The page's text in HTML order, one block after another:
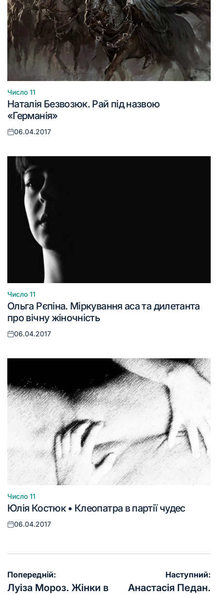
Опублікувати
у
Число 11
Наталія Безвозюк. Рай під назвою
«Германія»
Оприлюднено
06.04.2017
Опублікувати
у
Число 11
Ольга Рєпіна. Міркування аса та дилетанта
про вічну жіночність
Оприлюднено
06.04.2017
Опублікувати
у
Число 11
Юлія Костюк • Клеопатра в партії чудес
Оприлюднено
06.04.2017
Навігація
записів
Попередній:
Луіза Мороз. Жінки в
Наступний:
Анастасія Педан.